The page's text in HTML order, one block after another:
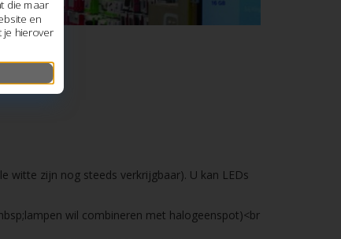
witte zijn nog steeds verkrijgbaar). U kan LEDs
wil combineren met halogeenspot)<br
die maar
en
je hierover